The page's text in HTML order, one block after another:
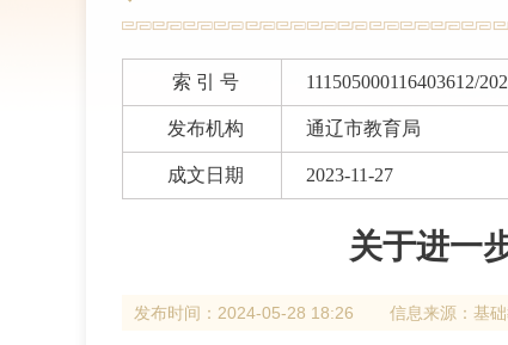
索 引 号 111505000116403612/
发布机构 通辽市教育局
成文日期 2023-11-27
关于进一
发布时间： 2024-05-28 18:26 信息来源： 基